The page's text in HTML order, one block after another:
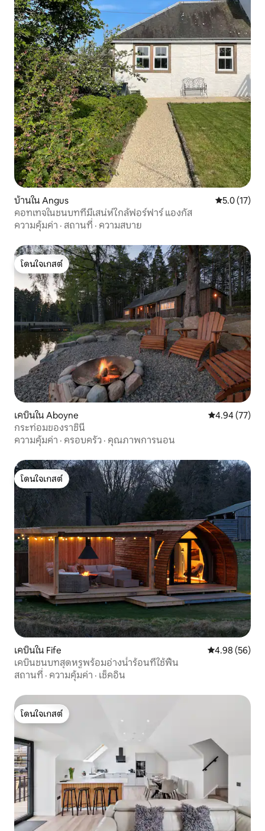
บ้านใน Angus คะแนนเฉลี่ย
5.0 (17)
คอทเทจในชนบทที่มีเสน่ห์ใกล้ฟอร์ฟาร์ แองกัส
ความคุ้มค่า · สถานที่ · ความสบาย
โดนใจเกสต์
โดนใจเกสต์
เคบินใน Aboyne คะแนนเฉลี่ย
4.94 (77)
กระท่อมของราชินี
ความคุ้มค่า · ครอบครัว · คุณภาพการนอน
โดนใจเกสต์
โดนใจเกสต์
เคบินใน Fife คะแนนเฉลี่ย
4.98 (56)
เคบินชนบทสุดหรูพร้อมอ่างน้ำร้อนที่ใช้ฟืน
สถานที่ · ความคุ้มค่า · เช็คอิน
โดนใจเกสต์
โดนใจเกสต์